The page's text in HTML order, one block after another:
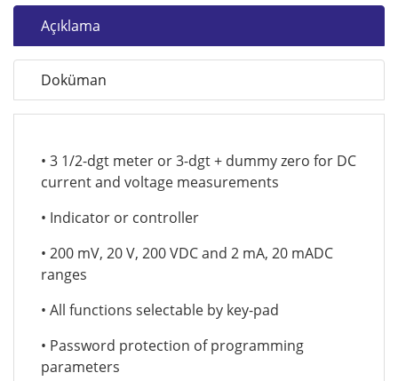
Açıklama
Doküman
• 3 1/2-dgt meter or 3-dgt + dummy zero for DC
current and voltage measurements
• Indicator or controller
• 200 mV, 20 V, 200 VDC and 2 mA, 20 mADC
ranges
• All functions selectable by key-pad
• Password protection of programming
parameters